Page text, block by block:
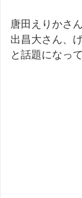
唐田えりかさ
出昌大さん、
と話題になっ